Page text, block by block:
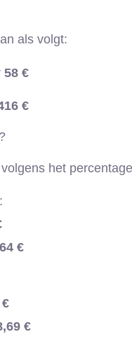
als volgt:
58 €
€
het
:
€
€